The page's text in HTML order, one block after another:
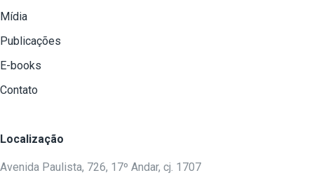
Mídia
Publicações
E-books
Contato
Localização
Avenida Paulista, 726, 17º Andar, cj. 1707